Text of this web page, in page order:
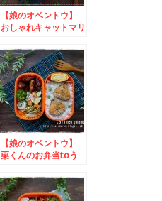
【娘のオベントウ】
おしゃれキャットマリ
【娘のオベントウ】
栗くんのお弁当toう